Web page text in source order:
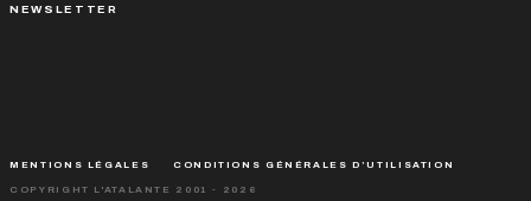
NEWSLETTER
MENTIONS LÉGALES CONDITIONS GÉNÉRALES D’UTILISATION
COPYRIGHT L'ATALANTE 2001 - 2026